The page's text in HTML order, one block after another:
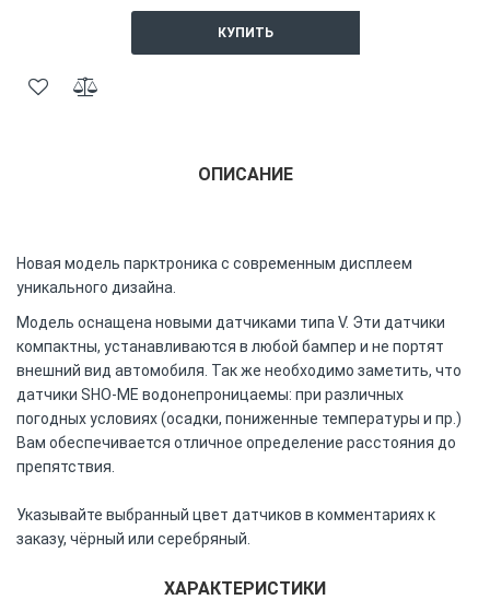
КУПИТЬ
ОПИСАНИЕ
Новая модель парктроника с современным дисплеем
уникального дизайна.
Модель оснащена новыми датчиками типа V. Эти датчики
компактны, устанавливаются в любой бампер и не портят
внешний вид автомобиля. Так же необходимо заметить, что
датчики SHO-MЕ водонепроницаемы: при различных
погодных условиях (осадки, пониженные температуры и пр.)
Вам обеспечивается отличное определение расстояния до
препятствия.
Указывайте выбранный цвет датчиков в комментариях к
заказу, чёрный или серебряный.
ХАРАКТЕРИСТИКИ